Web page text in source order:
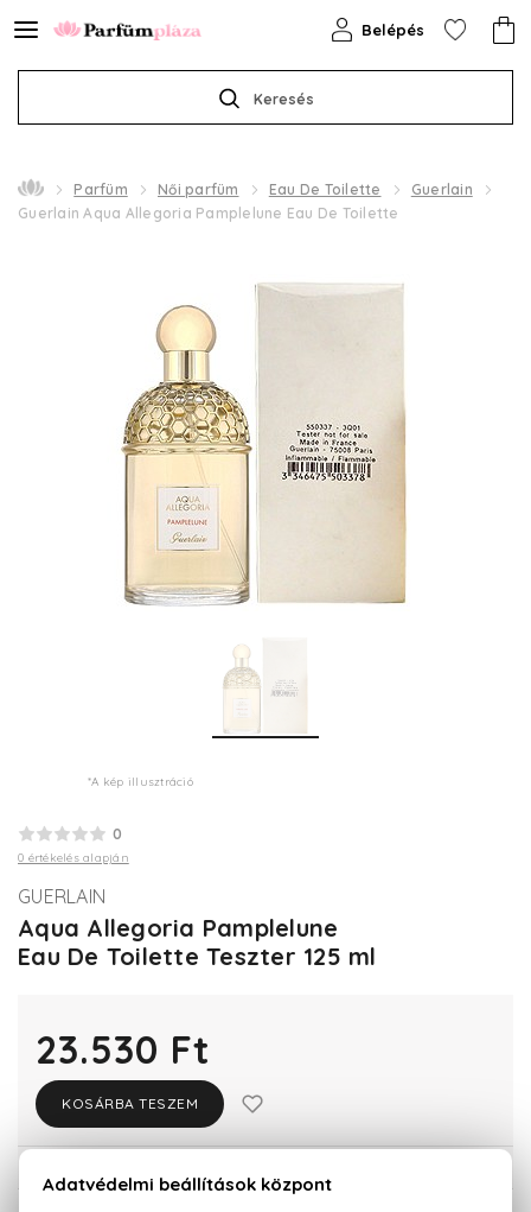
Keresés
Belépés
Parfüm Női parfüm Eau De Toilette
Guerlain
Guerlain Aqua Allegoria Pamplelune Eau De Toilette
*A kép illusztráció
0
0 értékelés alapján
GUERLAIN
Aqua Allegoria Pamplelune
Eau De Toilette Teszter 125 ml
23.530 Ft
KOSÁRBA TESZEM